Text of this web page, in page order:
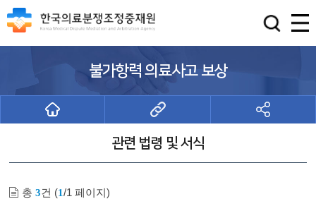
불가항력 의료사고 보상
관련 법령 및 서식
총3건 (1/1 페이지)